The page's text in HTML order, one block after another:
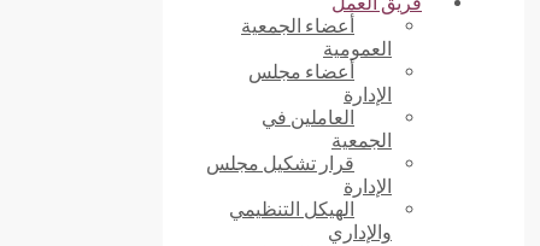
أعضاء الجمعية
العمومية
أعضاء مجلس
الإدارة
العاملين في
الجمعية
قرار تشكيل مجلس
الإدارة
الهيكل التنظيمي
والإداري